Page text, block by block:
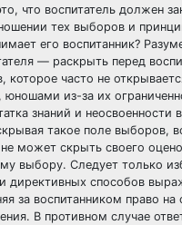
что воспитатель должен
тех выборов и
его воспитанник?
— раскрыть перед
которое часто не
юношами из-за их
знаний и неосвоенности
такое поле выборов,
может скрыть своего
выбору. Следует только
директивных способов
за воспитанником право на
В противном случае